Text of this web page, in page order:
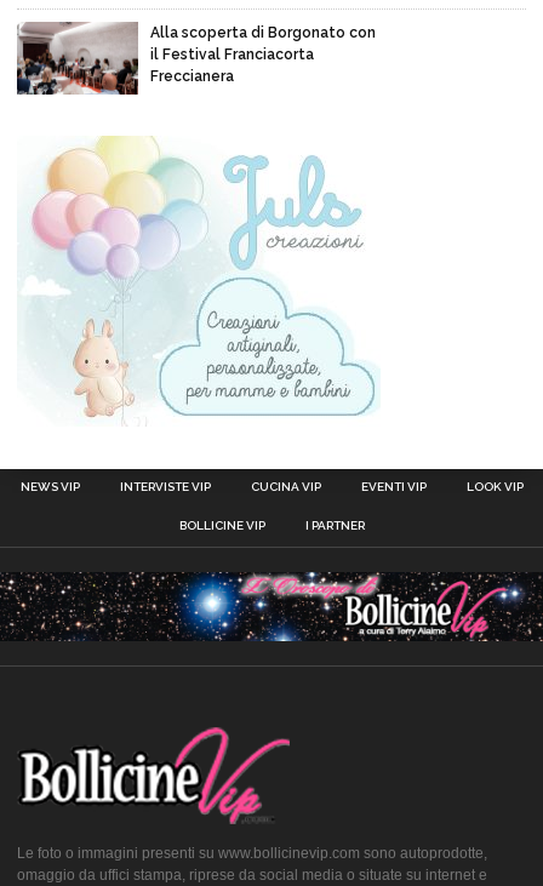
Alla scoperta di Borgonato con
il Festival Franciacorta
Freccianera
NEWS VIP INTERVISTE VIP CUCINA VIP EVENTI VIP LOOK VIP
BOLLICINE VIP I PARTNER
Le foto o immagini presenti su www.bollicinevip.com sono autoprodotte,
omaggio da uffici stampa, riprese da social media o situate su internet e